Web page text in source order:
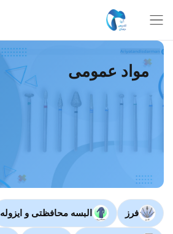
مواد عمومی
فرز البسه محافظتی و ایزوله